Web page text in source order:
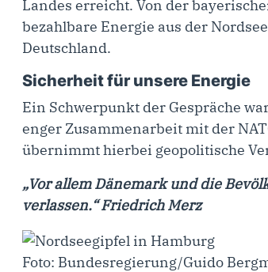
Landes erreicht. Von der
bezahlbare Energie aus der
Deutschland.
Sicherheit für unsere Energie
Ein Schwerpunkt der Gespräche
enger Zusammenarbeit mit der
übernimmt hierbei geopolitische
„Vor allem Dänemark und die
verlassen.“ Friedrich Merz
Foto: Bundesregierung/Guido